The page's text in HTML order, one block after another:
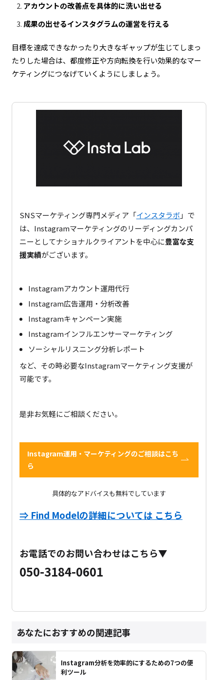
アカウントの改善点を具体的に洗い出せる
成果の出せるインスタグラムの運営を行える
目標を達成できなかったり大きなギャップが生じてしまっ
たりした場合は、都度修正や方向転換を行い効果的なマー
ケティングにつなげていくようにしましょう。
SNSマーケティング専門メディア「インスタラボ 」で
は、Instagramマーケティングのリーディングカンパ
ニーとしてナショナルクライアントを中心に豊富な支
援実績がございます。
Instagramアカウント運用代行
Instagram広告運用・分析改善
Instagramキャンペーン実施
Instagramインフルエンサーマーケティング
ソーシャルリスニング分析レポート
など、その時必要なInstagramマーケティング支援が
可能です。
是非お気軽にご相談ください。
Instagram運用・マーケティングのご相談はこち
ら
具体的なアドバイスも無料でしています
⇒ Find Modelの詳細については こちら
お電話でのお問い合わせはこちら▼
050-3184-0601
あなたにおすすめの関連記事
Instagram分析を効率的にするための7つの便
利ツール